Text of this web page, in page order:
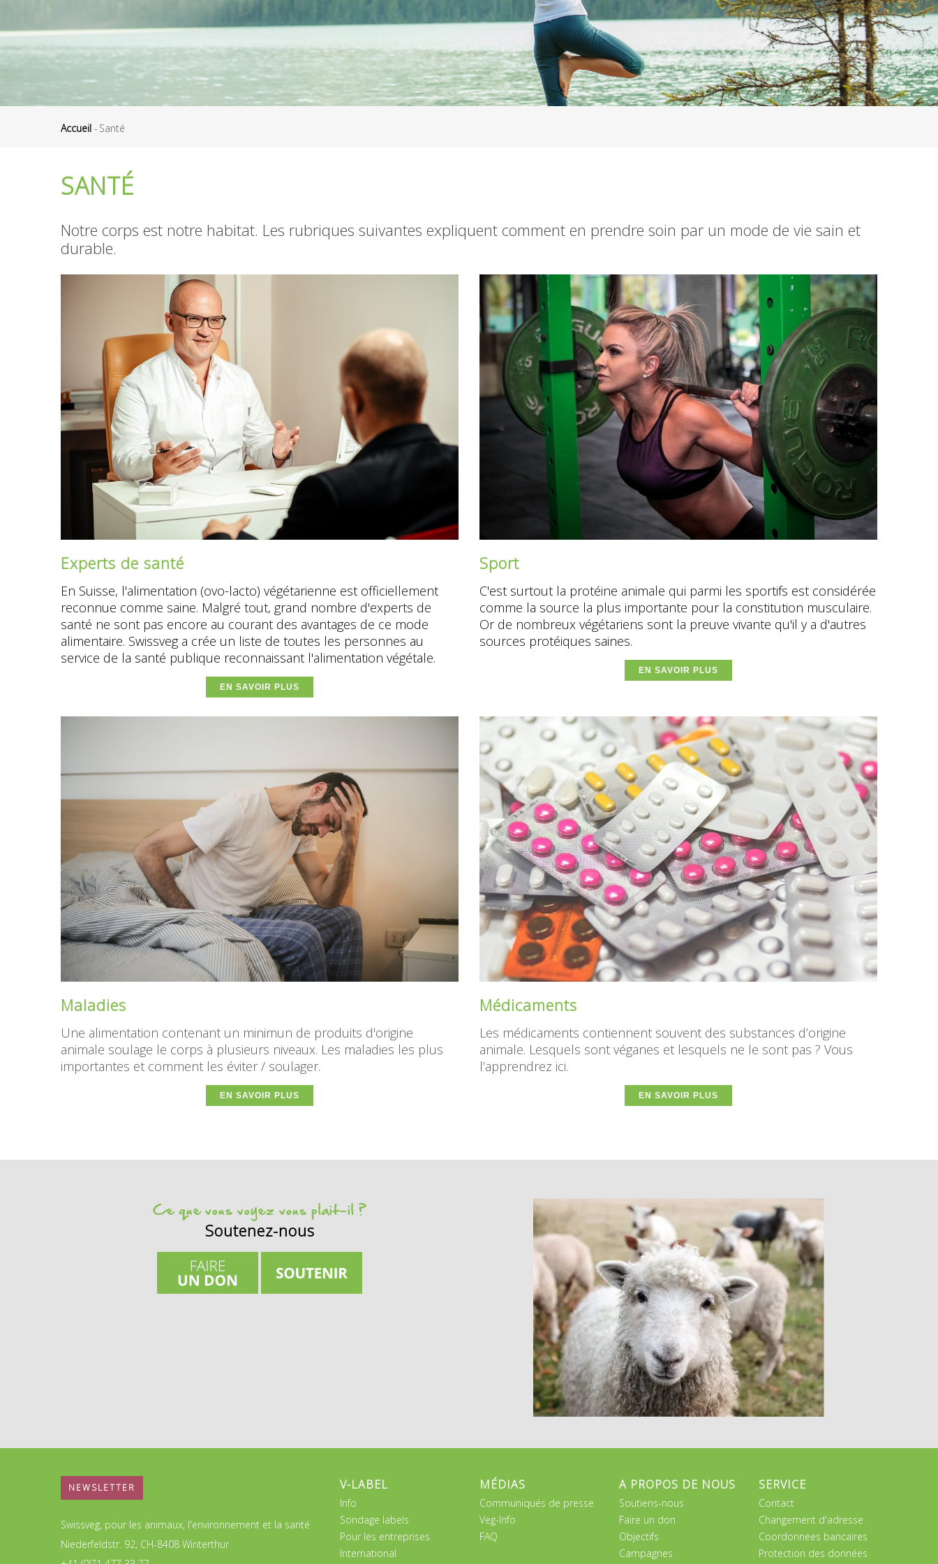
d'Ariane
Accueil - Santé
SANTÉ
Notre corps est notre habitat. Les rubriques suivantes expliquent comment en prendre soin par un mode de vie sain et
durable.
Experts de santé
En Suisse, l'alimentation (ovo-lacto) végétarienne est officiellement
reconnue comme saine. Malgré tout, grand nombre d'experts de
santé ne sont pas encore au courant des avantages de ce mode
alimentaire. Swissveg a crée un liste de toutes les personnes au
service de la santé publique reconnaissant l'alimentation végétale.
EN SAVOIR PLUS
Sport
C'est surtout la protéine animale qui parmi les sportifs est considérée
comme la source la plus importante pour la constitution musculaire.
Or de nombreux végétariens sont la preuve vivante qu'il y a d'autres
sources protéiques saines.
EN SAVOIR PLUS
Maladies
Une alimentation contenant un minimun de produits d'origine
animale soulage le corps à plusieurs niveaux. Les maladies les plus
importantes et comment les éviter / soulager.
EN SAVOIR PLUS
Médicaments
Les médicaments contiennent souvent des substances d’origine
animale. Lesquels sont véganes et lesquels ne le sont pas ? Vous
l’apprendrez ici.
EN SAVOIR PLUS
Ce que vous voyez vous plait-il ?
Soutenez-nous
NEWSLETTER
Swissveg, pour les animaux, l'environnement et la santé
Niederfeldstr. 92, CH-8408 Winterthur
V-LABEL
Info
Sondage labels
Pour les entreprises
International
MÉDIAS
Communiqués de presse
Veg-Info
FAQ
A PROPOS DE NOUS
Soutiens-nous
Faire un don
Objectifs
Campagnes
SERVICE
Contact
Changement d'adresse
Coordonnees bancaires
Protection des données